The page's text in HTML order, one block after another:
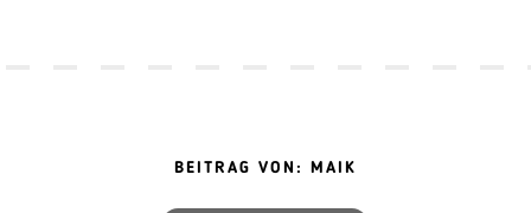
BEITRAG VON: MAIK